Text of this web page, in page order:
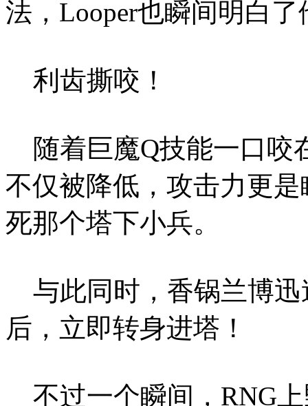
法，Looper也瞬间明白
利齿撕咬！
随着巨魔Q技能一口咬
不仅被降低，攻击力更
死那个塔下小兵。
与此同时，香锅兰博迅
后，立即转身进塔！
不过一个瞬间，RNG